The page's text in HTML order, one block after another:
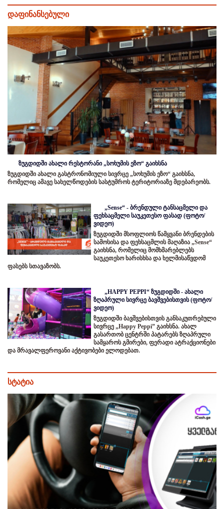
დაფინანსებული
ზუგდიდში ახალი რესტორანი „სოხუმის ეზო“ გაიხსნა
ზუგდიდში ახალი გასტრონომიული სივრცე „სოხუმის ეზო“ გაიხსნა,
რომელიც ამავე სახელწოდების სასტუმროს ტერიტორიაზე მდებარეობს.
„Sense“ - ბრენდული ტანსაცმელი და
ფეხსაცმელი საუკეთესო ფასად (ფოტო/
ვიდეო)
ზუგდიდში მსოფლიოს წამყვანი ბრენდების
სამოსისა და ფეხსაცმლის მაღაზია „Sense“
გაიხსნა, რომელიც მომხმარებლებს
საუკეთესო ხარისხსა და ხელმისაწვდომ
ფასებს სთავაზობს.
„HAPPY PEPPI“ ზუგდიდში - ახალი
ზღაპრული სივრცე ბავშვებისთვის (ფოტო/
ვიდეო)
ზუგდიდში ბავშვებისთვის განსაკუთრებული
სივრცე „Happy Peppi” გაიხსნა. ახალ
გასართობ ცენტრში პატარებს ზღაპრული
სამყაროს გმირები, ფერადი ატრაქციონები
და მრავალფეროვანი აქტივობები ელოდებათ.
სტატია